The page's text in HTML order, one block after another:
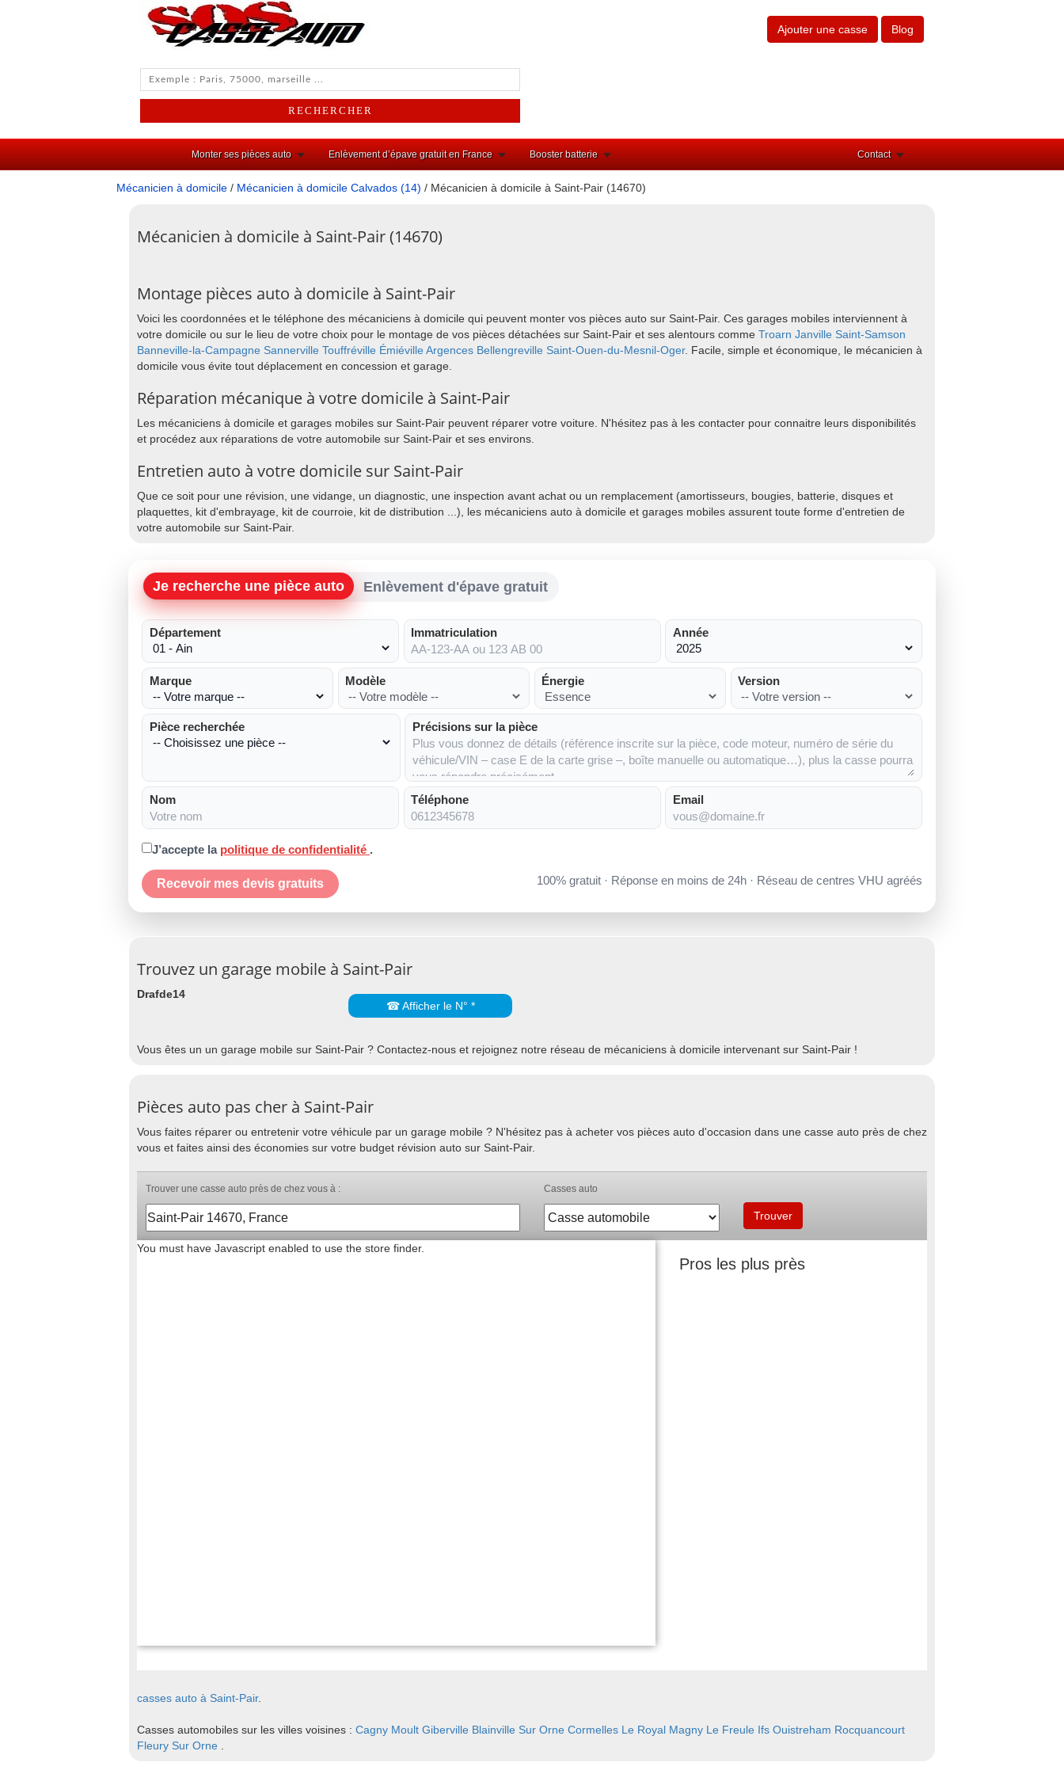
Ajouter une casse Blog
Monter ses pièces auto Enlèvement d’épave gratuit en France Booster batterie Contact
Mécanicien à domicile / Mécanicien à domicile Calvados (14) / Mécanicien à domicile à Saint-Pair (14670)
Mécanicien à domicile à Saint-Pair (14670)
Montage pièces auto à domicile à Saint-Pair
Voici les coordonnées et le téléphone des mécaniciens à domicile qui peuvent monter vos pièces auto sur Saint-Pair. Ces garages mobiles interviennent à
votre domicile ou sur le lieu de votre choix pour le montage de vos pièces détachées sur Saint-Pair et ses alentours comme Troarn Janville Saint-Samson
Banneville-la-Campagne Sannerville Touffréville Émiéville Argences Bellengreville Saint-Ouen-du-Mesnil-Oger. Facile, simple et économique, le mécanicien à
domicile vous évite tout déplacement en concession et garage.
Réparation mécanique à votre domicile à Saint-Pair
Les mécaniciens à domicile et garages mobiles sur Saint-Pair peuvent réparer votre voiture. N'hésitez pas à les contacter pour connaitre leurs disponibilités
et procédez aux réparations de votre automobile sur Saint-Pair et ses environs.
Entretien auto à votre domicile sur Saint-Pair
Que ce soit pour une révision, une vidange, un diagnostic, une inspection avant achat ou un remplacement (amortisseurs, bougies, batterie, disques et
plaquettes, kit d'embrayage, kit de courroie, kit de distribution ...), les mécaniciens auto à domicile et garages mobiles assurent toute forme d'entretien de
votre automobile sur Saint-Pair.
Je recherche une pièce auto Enlèvement d'épave gratuit
Département Immatriculation Année
Marque Modèle Énergie Version
Pièce recherchée Précisions sur la pièce
Nom Téléphone Email
J’accepte la politique de confidentialité .
Recevoir mes devis gratuits 100% gratuit · Réponse en moins de 24h · Réseau de centres VHU agréés
Trouvez un garage mobile à Saint-Pair
Drafde14
☎ Afficher le N° *
Vous êtes un un garage mobile sur Saint-Pair ? Contactez-nous et rejoignez notre réseau de mécaniciens à domicile intervenant sur Saint-Pair !
Pièces auto pas cher à Saint-Pair
Vous faites réparer ou entretenir votre véhicule par un garage mobile ? N'hésitez pas à acheter vos pièces auto d'occasion dans une casse auto près de chez
vous et faites ainsi des économies sur votre budget révision auto sur Saint-Pair.
casses auto à Saint-Pair.
Casses automobiles sur les villes voisines : Cagny Moult Giberville Blainville Sur Orne Cormelles Le Royal Magny Le Freule Ifs Ouistreham Rocquancourt
Fleury Sur Orne